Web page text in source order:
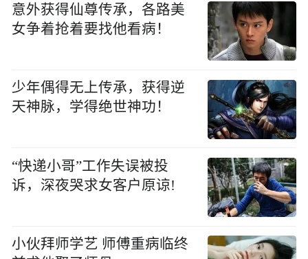
意外获得仙尊传承，各路美
女争着抢着要找他看病！
少年偶得无上传承，获得逆
天神脉，学得绝世神功！
“快递小哥”工作失误被投
诉，深夜哭求女客户原谅!
小伙拜师学艺 师傅重病临终